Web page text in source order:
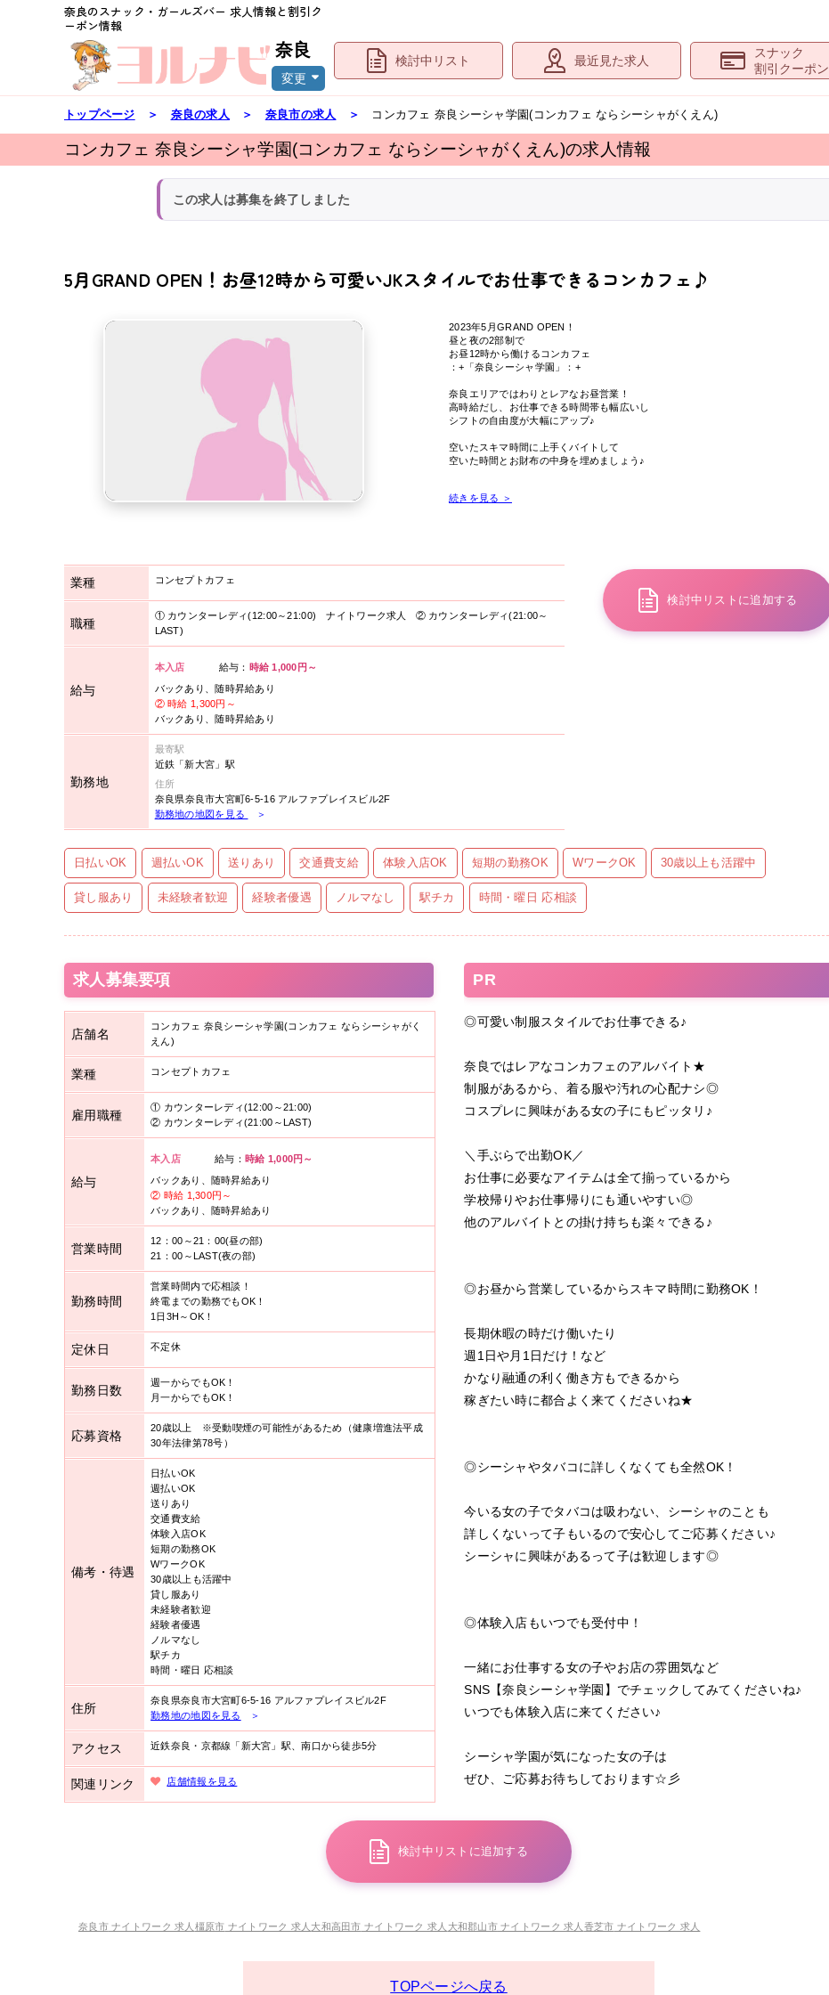
奈良のスナック・ガールズバー 求人情報と割引ク
ーポン情報
奈良
変更
検討中リスト 最近見た求人
スナック
割引クーポン
トップページ ＞ 奈良の求人 ＞ 奈良市の求人 ＞ コンカフェ 奈良シーシャ学園(コンカフェ ならシーシャがくえん)
コンカフェ 奈良シーシャ学園(コンカフェ ならシーシャがくえん)の求人情報
この求人は募集を終了しました
5月GRAND OPEN！お昼12時から可愛いJKスタイルでお仕事できるコンカフェ♪
2023年5月GRAND OPEN！
昼と夜の2部制で
お昼12時から働けるコンカフェ
：+「奈良シーシャ学園」：+
奈良エリアではわりとレアなお昼営業！
高時給だし、お仕事できる時間帯も幅広いし
シフトの自由度が大幅にアップ♪
空いたスキマ時間に上手くバイトして
空いた時間とお財布の中身を埋めましょう♪
夜の部でお仕事するのがオススメです！
嬉しい待遇も取り揃えてお待ちしています！
続きを見る ＞
業種 コンセプトカフェ
職種
① カウンターレディ(12:00～21:00) ナイトワーク求人 ② カウンターレディ(21:00～
LAST)
給与
本入店 給与 ： 時給 1,000円～
バックあり、随時昇給あり
②時給 1,300円～
バックあり、随時昇給あり
勤務地
最寄駅
近鉄「新大宮」駅
住所
奈良県奈良市大宮町6-5-16 アルファプレイスビル2F
勤務地の地図を見る
＞
検討中リストに追加する
日払いOK 週払いOK 送りあり 交通費支給 体験入店OK 短期の勤務OK WワークOK 30歳以上も活躍中
貸し服あり 未経験者歓迎 経験者優遇 ノルマなし 駅チカ 時間・曜日 応相談
求人募集要項
店舗名
コンカフェ 奈良シーシャ学園(コンカフェ ならシーシャがく
えん)
業種 コンセプトカフェ
雇用職種
① カウンターレディ(12:00～21:00)
② カウンターレディ(21:00～LAST)
給与
本入店 給与 ： 時給 1,000円～
バックあり、随時昇給あり
② 時給 1,300円～
バックあり、随時昇給あり
営業時間
12：00～21：00(昼の部)
21：00～LAST(夜の部)
勤務時間
営業時間内で応相談！
終電までの勤務でもOK！
1日3H～OK！
定休日 不定休
勤務日数
週一からでもOK！
月一からでもOK！
応募資格
20歳以上 ※受動喫煙の可能性があるため（健康増進法平成
30年法律第78号）
備考・待遇
日払いOK
週払いOK
送りあり
交通費支給
体験入店OK
短期の勤務OK
WワークOK
30歳以上も活躍中
貸し服あり
未経験者歓迎
経験者優遇
ノルマなし
駅チカ
時間・曜日 応相談
住所
奈良県奈良市大宮町6-5-16 アルファプレイスビル2F
勤務地の地図を見る
＞
アクセス 近鉄奈良・京都線「新大宮」駅、南口から徒歩5分
関連リンク 店舗情報を見る
PR
◎可愛い制服スタイルでお仕事できる♪
奈良ではレアなコンカフェのアルバイト★
制服があるから、着る服や汚れの心配ナシ◎
コスプレに興味がある女の子にもピッタリ♪
＼手ぶらで出勤OK／
お仕事に必要なアイテムは全て揃っているから
学校帰りやお仕事帰りにも通いやすい◎
他のアルバイトとの掛け持ちも楽々できる♪
◎お昼から営業しているからスキマ時間に勤務OK！
長期休暇の時だけ働いたり
週1日や月1日だけ！など
かなり融通の利く働き方もできるから
稼ぎたい時に都合よく来てくださいね★
◎シーシャやタバコに詳しくなくても全然OK！
今いる女の子でタバコは吸わない、シーシャのことも
詳しくないって子もいるので安心してご応募ください♪
シーシャに興味があるって子は歓迎します◎
◎体験入店もいつでも受付中！
一緒にお仕事する女の子やお店の雰囲気など
SNS【奈良シーシャ学園】でチェックしてみてくださいね♪
いつでも体験入店に来てください♪
シーシャ学園が気になった女の子は
ぜひ、ご応募お待ちしております☆彡
検討中リストに追加する
奈良市ナイトワーク 求人 橿原市 ナイトワーク 求人 大和高田市 ナイトワーク 求人 大和郡山市ナイトワーク 求人 香芝市 ナイトワーク 求人
TOPページへ戻る